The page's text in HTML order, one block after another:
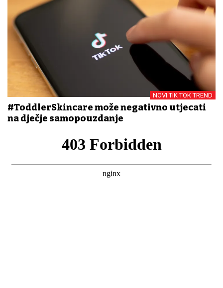
NOVI TIK TOK TREND
#ToddlerSkincare može negativno utjecati
na dječje samopouzdanje